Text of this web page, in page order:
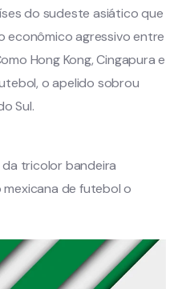
do sudeste asiático que
econômico agressivo entre
Hong Kong, Cingapura e
o apelido sobrou
Sul.
tricolor bandeira
de futebol o